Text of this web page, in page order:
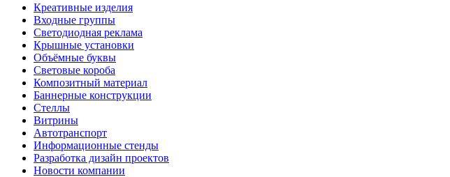
Креативные изделия
Входные группы
Светодиодная реклама
Крышные установки
Объёмные буквы
Световые короба
Композитный материал
Баннерные конструкции
Стеллы
Витрины
Автотранспорт
Информационные стенды
Разработка дизайн проектов
Новости компании